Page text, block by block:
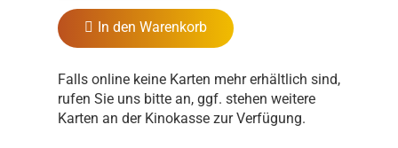
In den Warenkorb
Falls online keine Karten mehr erhältlich sind,
rufen Sie uns bitte an, ggf. stehen weitere
Karten an der Kinokasse zur Verfügung.